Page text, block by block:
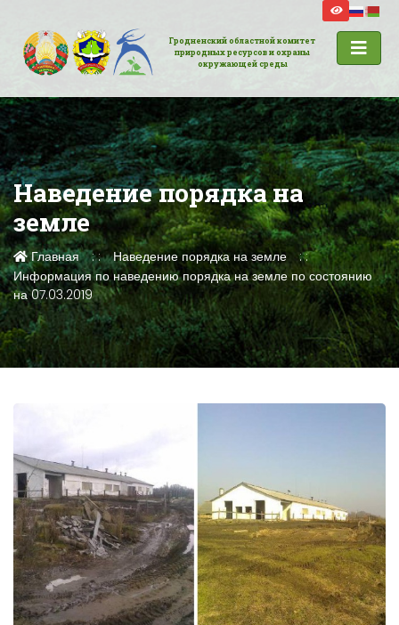
Гродненский областной комитет
природных ресурсов и охраны
окружающей среды
Наведение порядка на
земле
Главная
Наведение порядка на земле
Информация по наведению порядка на земле по состоянию
на 07.03.2019